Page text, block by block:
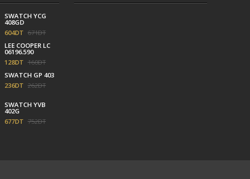
SWATCH YCG
408GD
604DT 671DT
LEE COOPER LC
06196.590
128DT 160DT
SWATCH GP 403
236DT 262DT
SWATCH YVB
402G
677DT 752DT